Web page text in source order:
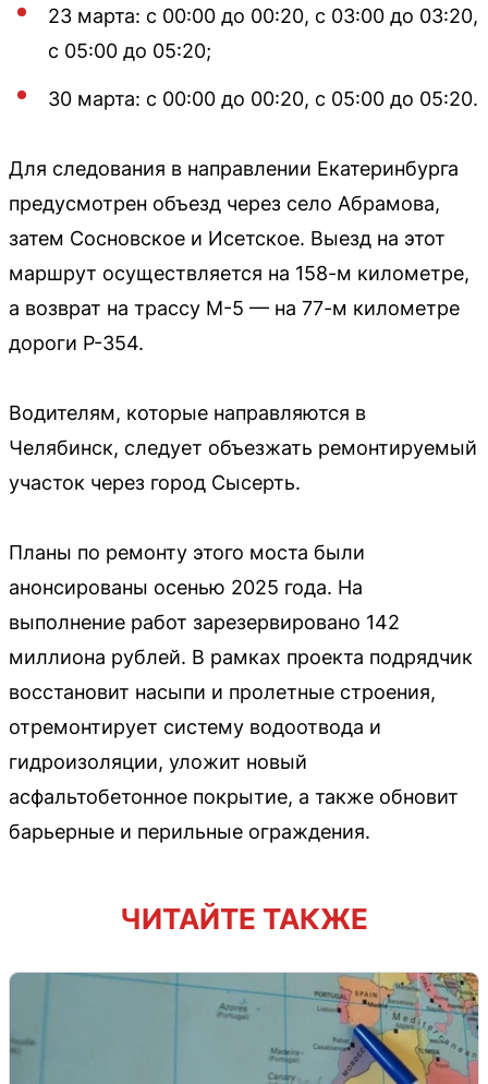
23 марта: с 00:00 до 00:20, с 03:00 до 03:20,
с 05:00 до 05:20;
30 марта: с 00:00 до 00:20, с 05:00 до 05:20.
Для следования в направлении Екатеринбурга
предусмотрен объезд через село Абрамова,
затем Сосновское и Исетское. Выезд на этот
маршрут осуществляется на 158-м километре,
а возврат на трассу M-5 — на 77-м километре
дороги Р-354.
Водителям, которые направляются в
Челябинск, следует объезжать ремонтируемый
участок через город Сысерть.
Планы по ремонту этого моста были
анонсированы осенью 2025 года. На
выполнение работ зарезервировано 142
миллиона рублей. В рамках проекта подрядчик
восстановит насыпи и пролетные строения,
отремонтирует систему водоотвода и
гидроизоляции, уложит новый
асфальтобетонное покрытие, а также обновит
барьерные и перильные ограждения.
ЧИТАЙТЕ ТАКЖЕ